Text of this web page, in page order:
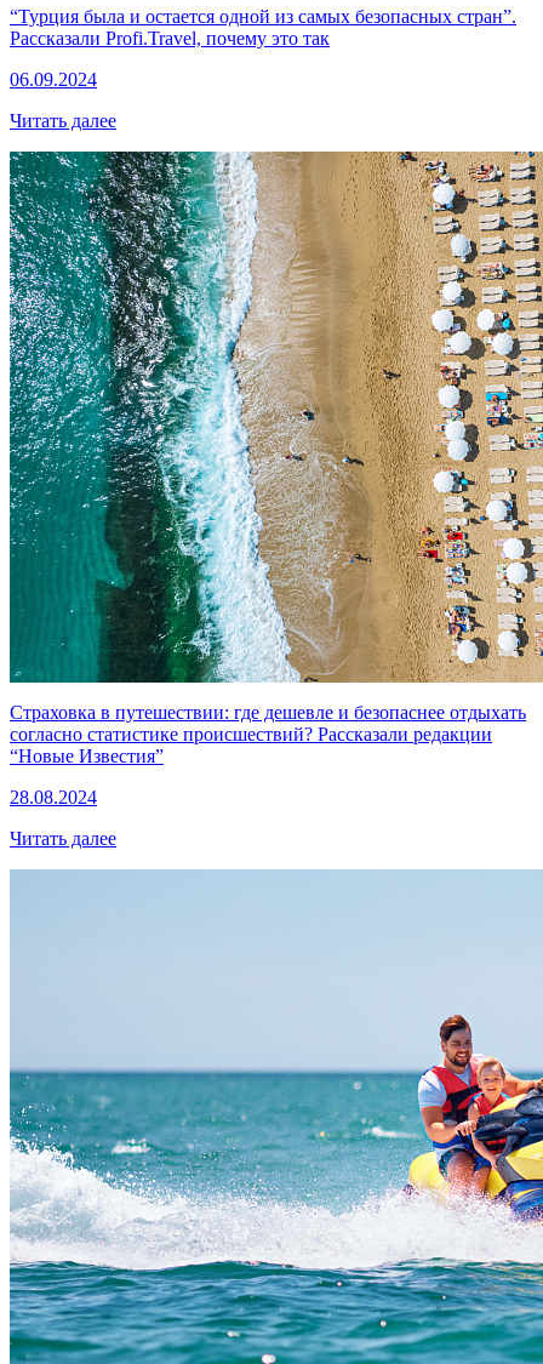
“Турция была и остается одной из самых безопасных стран”.
Рассказали Profi.Travel, почему это так
06.09.2024
Читать далее
Страховка в путешествии: где дешевле и безопаснее отдыхать
согласно статистике происшествий? Рассказали редакции
“Новые Известия”
28.08.2024
Читать далее